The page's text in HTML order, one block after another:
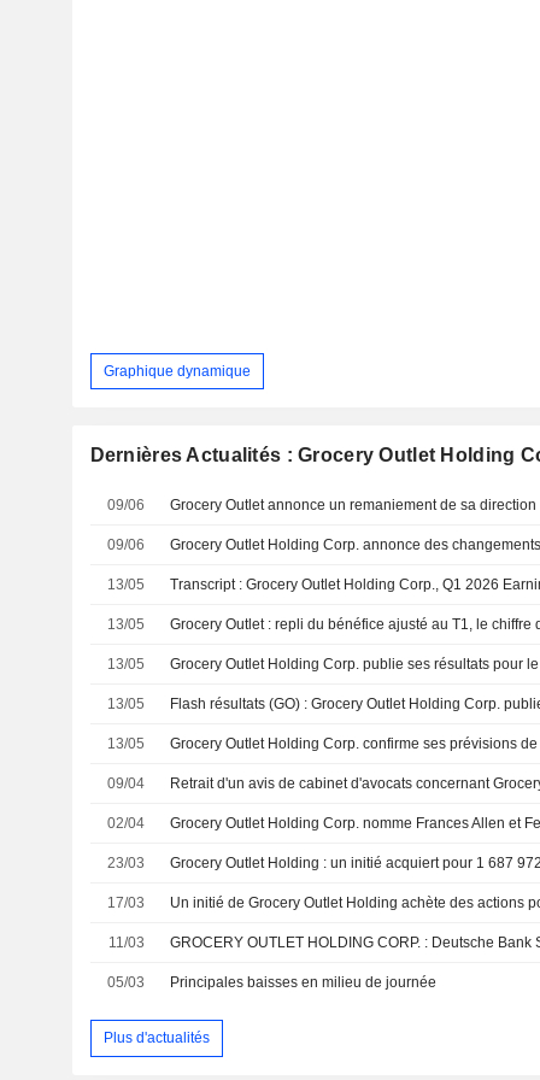
Graphique dynamique
Dernières Actualités : Grocery Outlet Holding
09/06 Grocery Outlet annonce un remaniement de sa direction
09/06 Grocery Outlet Holding Corp. annonce des
13/05 Transcript : Grocery Outlet Holding Corp., Q1 2026
13/05 Grocery Outlet : repli du bénéfice ajusté au T1, le chiffre
13/05
13/05
13/05
09/04 Retrait d'un avis de cabinet d'avocats concernant
02/04
23/03
17/03
11/03
05/03 Principales baisses en milieu de journée
Plus d'actualités